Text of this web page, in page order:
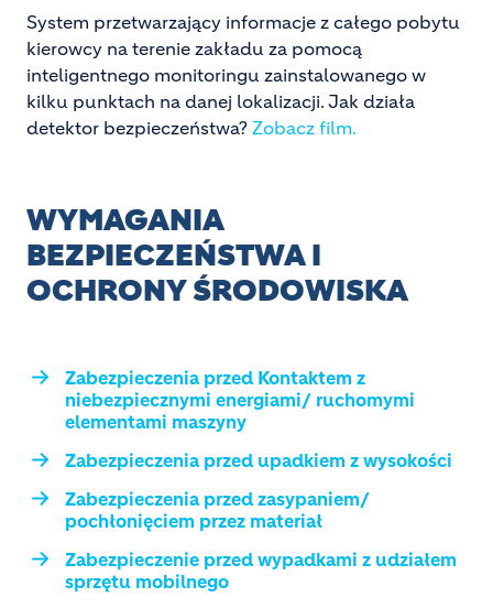
System przetwarzający informacje z całego pobytu
kierowcy na terenie zakładu za pomocą
inteligentnego monitoringu zainstalowanego w
kilku punktach na danej lokalizacji. Jak działa
detektor bezpieczeństwa? Zobacz film.
WYMAGANIA
BEZPIECZEŃSTWA I
OCHRONY ŚRODOWISKA
Zabezpieczenia przed Kontaktem z
niebezpiecznymi energiami/ ruchomymi
elementami maszyny
Zabezpieczenia przed upadkiem z wysokości
Zabezpieczenia przed zasypaniem/
pochłonięciem przez materiał
Zabezpieczenie przed wypadkami z udziałem
sprzętu mobilnego